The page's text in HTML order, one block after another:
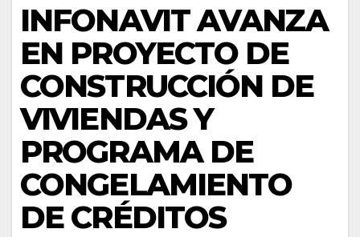
INFONAVIT AVANZA
EN PROYECTO DE
CONSTRUCCIÓN DE
VIVIENDAS Y
PROGRAMA DE
CONGELAMIENTO
DE CRÉDITOS